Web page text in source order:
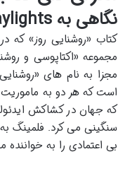
نگاهی به The Living Daylights: مجموعه ای از هیجان و تعلیق
است که هر دو به ماموریت
که جهان در کشاکش
سنگینی می کرد. فلمینگ
بی اعتمادی را به خواننده